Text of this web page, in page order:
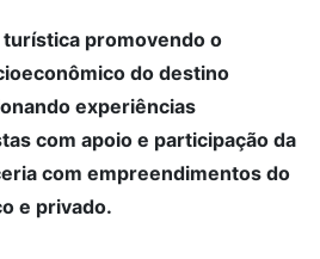
turística promovendo o
do destino
experiências
com apoio e participação da
com empreendimentos do
e privado.